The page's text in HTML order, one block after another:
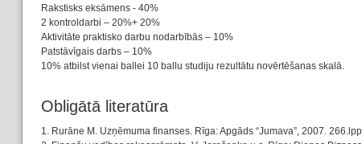
Rakstisks eksāmens - 40%
2 kontroldarbi – 20%+ 20%
Aktivitāte praktisko darbu nodarbībās – 10%
Patstāvīgais darbs – 10%
10% atbilst vienai ballei 10 ballu studiju rezultātu novērtēšanas skalā.
Obligātā literatūra
1. Rurāne M. Uzņēmuma finanses. Rīga: Apgāds “Jumava”, 2007.